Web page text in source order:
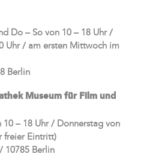
Do – So von 10 – 18 Uhr /
Uhr / am ersten Mittwoch im
Berlin
Museum für Film und
– 18 Uhr / Donnerstag von
freier Eintritt)
10785 Berlin